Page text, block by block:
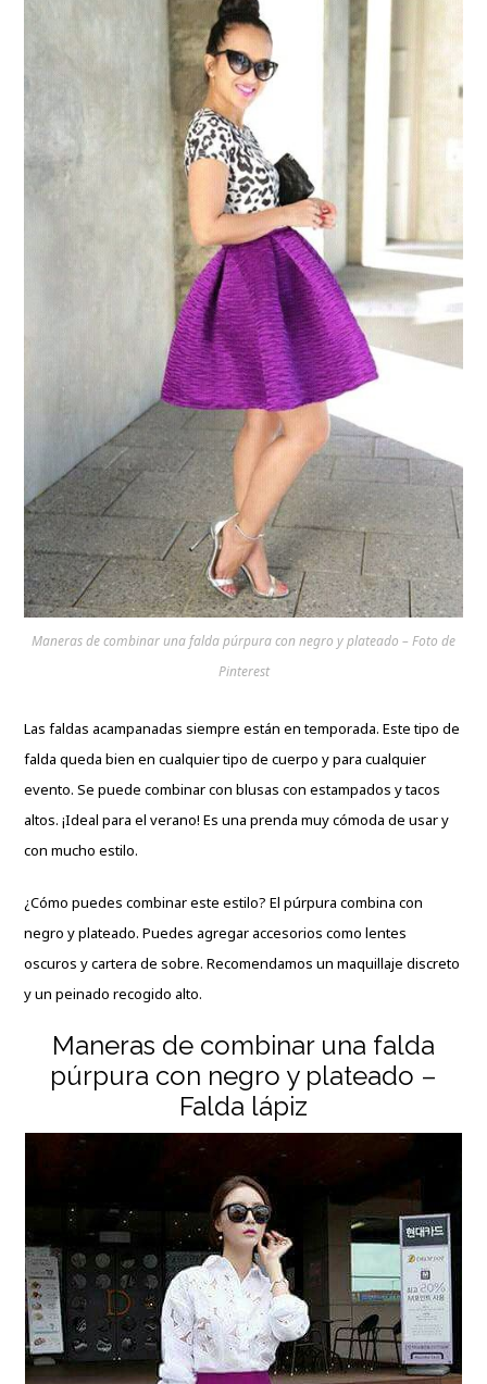
Maneras de combinar una falda púrpura con negro y plateado – Foto de
Pinterest
Las faldas acampanadas siempre están en temporada. Este tipo de
falda queda bien en cualquier tipo de cuerpo y para cualquier
evento. Se puede combinar con blusas con estampados y tacos
altos. ¡Ideal para el verano! Es una prenda muy cómoda de usar y
con mucho estilo.
¿Cómo puedes combinar este estilo? El púrpura combina con
negro y plateado. Puedes agregar accesorios como lentes
oscuros y cartera de sobre. Recomendamos un maquillaje discreto
y un peinado recogido alto.
Maneras de combinar una falda
púrpura con negro y plateado –
Falda lápiz